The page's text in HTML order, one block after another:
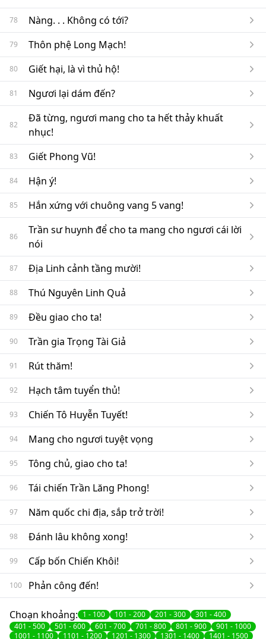
78 Nàng. . . Không có tới?
79 Thôn phệ Long Mạch!
80 Giết hại, là vì thủ hộ!
81 Ngươi lại dám đến?
82
Đã từng, ngươi mang cho ta hết thảy khuất
nhục!
83 Giết Phong Vũ!
84 Hận ý!
85 Hắn xứng với chuông vang 5 vang!
86
Trần sư huynh để cho ta mang cho ngươi cái lời
nói
87 Địa Linh cảnh tầng mười!
88 Thú Nguyên Linh Quả
89 Đều giao cho ta!
90 Trần gia Trọng Tài Giả
91 Rút thăm!
92 Hạch tâm tuyển thủ!
93 Chiến Tô Huyễn Tuyết!
94 Mang cho ngươi tuyệt vọng
95 Tông chủ, giao cho ta!
96 Tái chiến Trần Lăng Phong!
97 Năm quốc chi địa, sắp trở trời!
98 Đánh lâu không xong!
99 Cấp bốn Chiến Khôi!
100 Phản công đến!
Choạn khoảng: 1 - 100 101 -200 201 -300 301 -400
401 -500 501 -600 601 -700 701 -800 801 -900 901 - 1000
1001 - 1100 1101 - 1200 1201 - 1300 1301 - 1400 1401 - 1500